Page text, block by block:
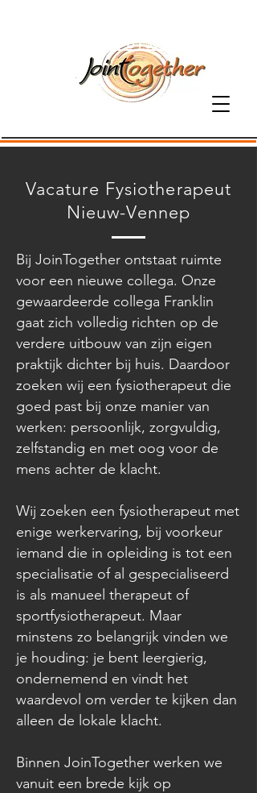
06-81379800
Vacature Fysiotherapeut
Nieuw-Vennep
Bij JoinTogether ontstaat ruimte
voor een nieuwe collega. Onze
gewaardeerde collega Franklin
gaat zich volledig richten op de
verdere uitbouw van zijn eigen
praktijk dichter bij huis. Daardoor
zoeken wij een fysiotherapeut die
goed past bij onze manier van
werken: persoonlijk, zorgvuldig,
zelfstandig en met oog voor de
mens achter de klacht.
Wij zoeken een fysiotherapeut met
enige werkervaring, bij voorkeur
iemand die in opleiding is tot een
specialisatie of al gespecialiseerd
is als manueel therapeut of
sportfysiotherapeut. Maar
minstens zo belangrijk vinden we
je houding: je bent leergierig,
ondernemend en vindt het
waardevol om verder te kijken dan
alleen de lokale klacht.
Binnen JoinTogether werken we
vanuit een brede kijk op